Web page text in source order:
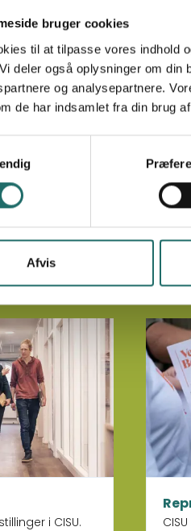
bruger cookies
til at tilpasse vores indhold
deler også oplysninger om din
og analysepartnere.
de har indsamlet fra din brug
Afvis
strategi og
Foto:
i CISU.
Læs